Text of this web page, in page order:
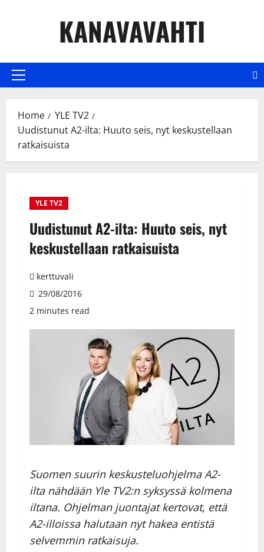
KANAVAVAHTI
Primary
Home
YLE TV2
Uudistunut A2-ilta: Huuto seis, nyt keskustellaan
ratkaisuista
YLE TV2
Uudistunut A2-ilta: Huuto seis, nyt
keskustellaan ratkaisuista
kerttuvali
29/08/2016
2 minutes read
Suomen suurin keskusteluohjelma A2-
ilta nähdään Yle TV2:n syksyssä kolmena
iltana. Ohjelman juontajat kertovat, että
A2-illoissa halutaan nyt hakea entistä
selvemmin ratkaisuja.